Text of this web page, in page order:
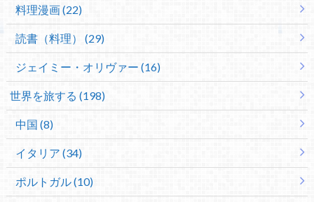
料理漫画 (22)
読書（料理） (29)
ジェイミー・オリヴァー (16)
世界を旅する (198)
中国 (8)
イタリア (34)
ポルトガル (10)